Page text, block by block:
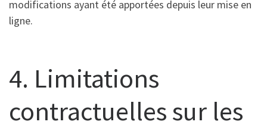
modifications ayant été apportées depuis leur mise en
ligne.
4. Limitations
contractuelles sur les